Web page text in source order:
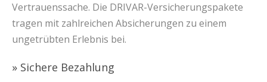
Vertrauenssache. Die DRIVAR-Versicherungspakete
tragen mit zahlreichen Absicherungen zu einem
ungetrübten Erlebnis bei.
» Sichere Bezahlung